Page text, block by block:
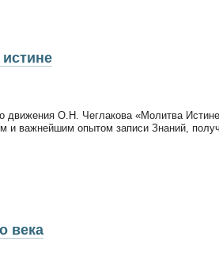
движения О.Н. Чеглакова «Молитва
важнейшим опытом записи Знаний,
века